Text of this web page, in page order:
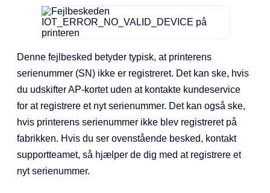
Denne fejlbesked betyder typisk, at printerens
serienummer (SN) ikke er registreret. Det kan ske, hvis
du udskifter AP-kortet uden at kontakte kundeservice
for at registrere et nyt serienummer. Det kan også ske,
hvis printerens serienummer ikke blev registreret på
fabrikken. Hvis du ser ovenstående besked, kontakt
supportteamet, så hjælper de dig med at registrere et
nyt serienummer.